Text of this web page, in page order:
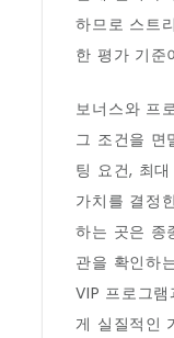
하므로 스트
한 평가 기준
보너스와 프
그 조건을 면
팅 요건, 최
가치를 결정
하는 곳은 종
관을 확인하
VIP 프로그
게 실질적인